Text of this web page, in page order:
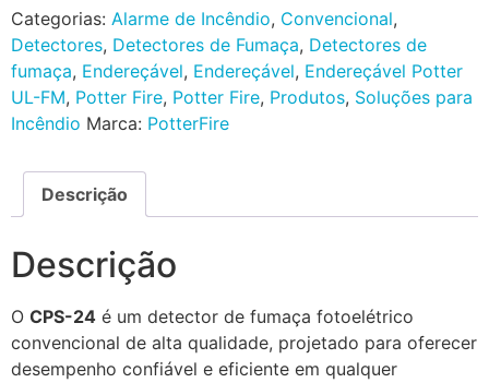
Categorias: Alarme de Incêndio, Convencional,
Detectores, Detectores de Fumaça, Detectores de
fumaça, Endereçável, Endereçável, Endereçável Potter
UL-FM, Potter Fire, Potter Fire, Produtos, Soluções para
Incêndio Marca: PotterFire
Descrição
Descrição
O CPS-24 é um detector de fumaça fotoelétrico
convencional de alta qualidade, projetado para oferecer
desempenho confiável e eficiente em qualquer